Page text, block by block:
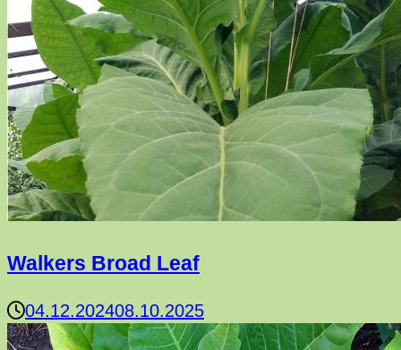
Walkers Broad Leaf
04.12.202408.10.2025